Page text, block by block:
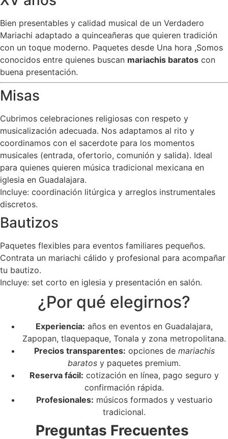
Bien presentables y calidad musical de un Verdadero
Mariachi adaptado a quinceañeras que quieren tradición
con un toque moderno. Paquetes desde Una hora ,Somos
conocidos entre quienes buscan mariachis baratos con
buena presentación.
Misas
Cubrimos celebraciones religiosas con respeto y
musicalización adecuada. Nos adaptamos al rito y
coordinamos con el sacerdote para los momentos
musicales (entrada, ofertorio, comunión y salida). Ideal
para quienes quieren música tradicional mexicana en
iglesia en Guadalajara.
Incluye: coordinación litúrgica y arreglos instrumentales
discretos.
Bautizos
Paquetes flexibles para eventos familiares pequeños.
Contrata un mariachi cálido y profesional para acompañar
tu bautizo.
Incluye: set corto en iglesia y presentación en salón.
¿Por qué elegirnos?
Experiencia: años en eventos en Guadalajara,
Zapopan, tlaquepaque, Tonala y zona metropolitana.
Precios transparentes: opciones de mariachis
baratos y paquetes premium.
Reserva fácil: cotización en línea, pago seguro y
confirmación rápida.
Profesionales: músicos formados y vestuario
tradicional.
Preguntas Frecuentes